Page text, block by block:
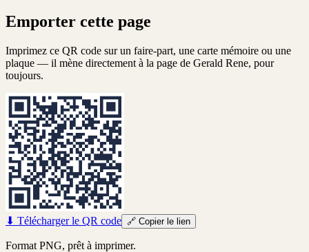
Emporter cette page
Imprimez ce QR code sur un faire-part, une carte mémoire ou une
plaque — il mène directement à la page de Gerald Rene, pour
toujours.
⬇ Télécharger le QR code 🔗 Copier le lien
Format PNG, prêt à imprimer.